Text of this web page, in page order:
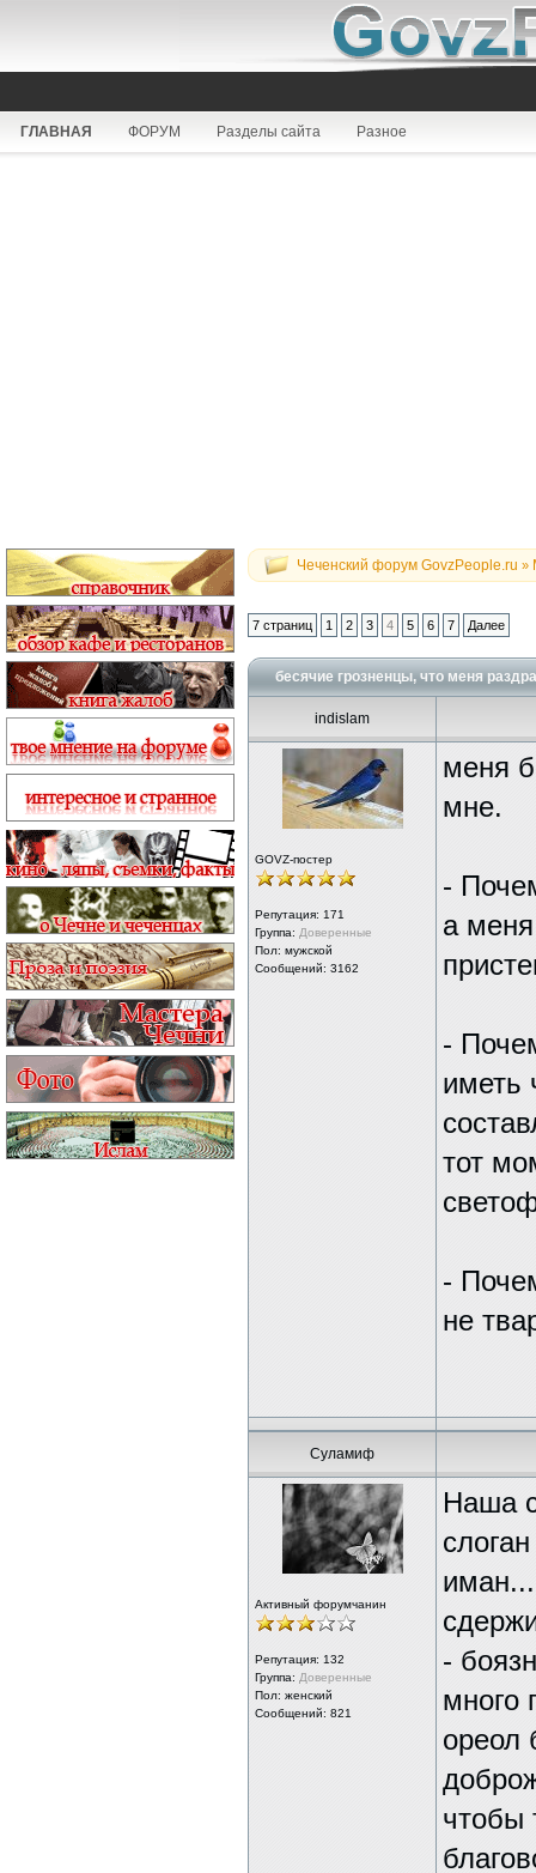
ГЛАВНАЯ ФОРУМ Разделы сайта Разное
Чеченский форум GovzPeople.ru »
7 страниц 1 2 3 4 5 6 7 Далее
бесячие грозненцы, что меня
indislam
GOVZ-постер
Репутация: 171
Группа: Доверенные
Пол: мужской
Сообщений: 3162
меня
мне.
-
а
-
иметь
тот
-
не
Суламиф
Активный форумчанин
Репутация: 132
Группа: Доверенные
Пол: женский
Сообщений: 821
Наша
-
много
ореол
чтобы